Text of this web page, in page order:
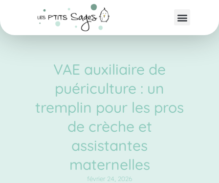
VAE auxiliaire de
puériculture : un
tremplin pour les pros
de crèche et
assistantes
maternelles
février 24, 2026